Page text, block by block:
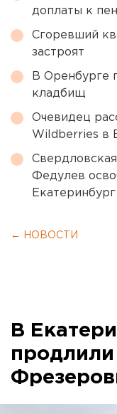
доплаты к
Сгоревший
застроят
В Оренбурге
кладбищ
Очевидец
Wildberries в
Федулев
Екатеринбург
← НОВОСТИ
В